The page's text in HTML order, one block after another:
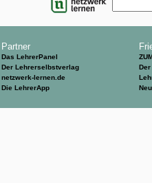
Partner
Das LehrerPanel
Der Lehrerselbstverlag
netzwerk-lernen.de
Die LehrerApp